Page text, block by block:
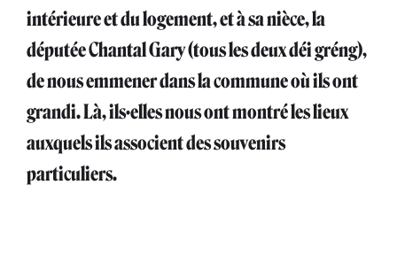
intérieure et du logement, et à sa nièce, la
députée Chantal Gary (tous les deux déi gréng),
de nous emmener dans la commune où ils ont
grandi. Là, ils·elles nous ont montré les lieux
auxquels ils associent des souvenirs
particuliers.